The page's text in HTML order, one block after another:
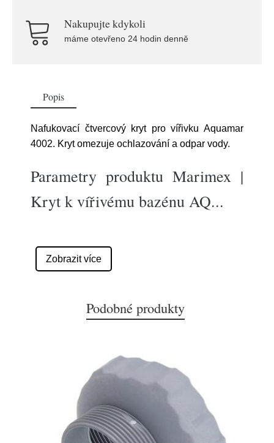
Nakupujte kdykoli
máme otevřeno 24 hodin denně
Popis
Nafukovací čtvercový kryt pro vířivku Aquamar
4002. Kryt omezuje ochlazování a odpar vody.
Parametry produktu Marimex |
Kryt k vířivému bazénu AQ...
Zobrazit více
Podobné produkty